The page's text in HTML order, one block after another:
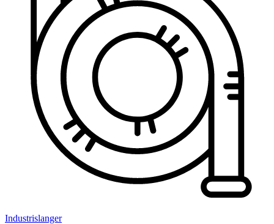
Industrislanger